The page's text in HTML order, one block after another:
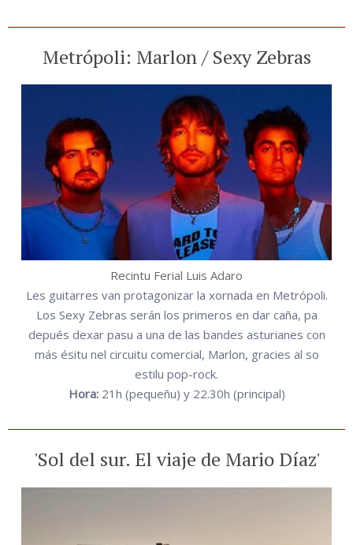
Metrópoli: Marlon / Sexy Zebras
Recintu Ferial Luis Adaro
Les guitarres van protagonizar la xornada en Metrópoli.
Los Sexy Zebras serán los primeros en dar caña, pa
depués dexar pasu a una de las bandes asturianes con
más ésitu nel circuitu comercial, Marlon, gracies al so
estilu pop-rock.
Hora:21h (pequeñu) y 22.30h (principal)
'Sol del sur. El viaje de Mario Díaz'